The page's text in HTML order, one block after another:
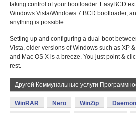
taking control of your bootloader. EasyBCD
Windows Vista/Windows 7 BCD bootloader,
anything is possible.
Setting up and configuring a dual-boot
Vista, older versions of Windows such as XP
and Mac OS X is a breeze. You just point &
rest.
Другой Коммунальные услуги
WinRAR Nero WinZip